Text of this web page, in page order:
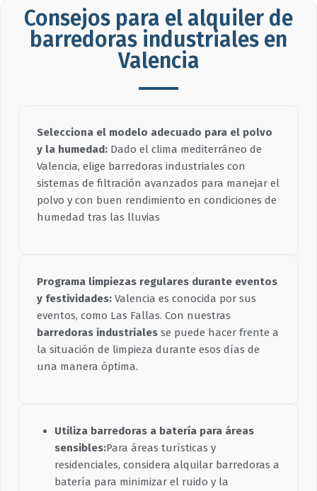
Consejos para el alquiler de
barredoras industriales en
Valencia
Selecciona el modelo adecuado para el polvo
y la humedad: Dado el clima mediterráneo de
Valencia, elige barredoras industriales con
sistemas de filtración avanzados para manejar el
polvo y con buen rendimiento en condiciones de
humedad tras las lluvias
Programa limpiezas regulares durante eventos
y festividades: Valencia es conocida por sus
eventos, como Las Fallas. Con nuestras
barredoras industriales se puede hacer frente a
la situación de limpieza durante esos días de
una manera óptima.
Utiliza barredoras a batería para áreas
sensibles:Para áreas turísticas y
residenciales, considera alquilar barredoras a
batería para minimizar el ruido y la